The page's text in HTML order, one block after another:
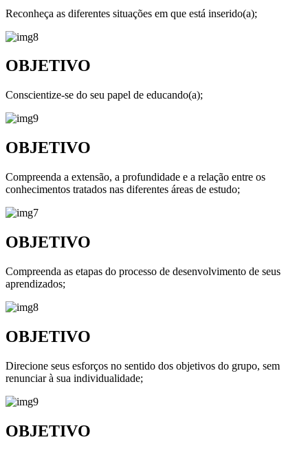
Reconheça as diferentes situações em que está inserido(a);
OBJETIVO
Conscientize-se do seu papel de educando(a);
OBJETIVO
Compreenda a extensão, a profundidade e a relação entre os
conhecimentos tratados nas diferentes áreas de estudo;
OBJETIVO
Compreenda as etapas do processo de desenvolvimento de seus
aprendizados;
OBJETIVO
Direcione seus esforços no sentido dos objetivos do grupo, sem
renunciar à sua individualidade;
OBJETIVO